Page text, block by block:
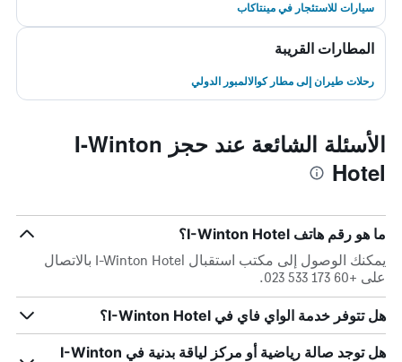
سيارات للاستئجار في مينتاكاب
المطارات القريبة
رحلات طيران إلى مطار كوالالمبور الدولي
الأسئلة الشائعة عند حجز I-Winton
Hotel
ما هو رقم هاتف I-Winton Hotel؟
يمكنك الوصول إلى مكتب استقبال I-Winton Hotel بالاتصال
على +60 173 533 023.
هل تتوفر خدمة الواي فاي في I-Winton Hotel؟
هل توجد صالة رياضية أو مركز لياقة بدنية في I-Winton